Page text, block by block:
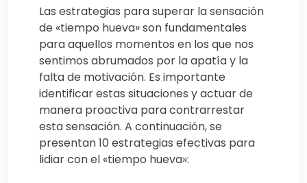
Las estrategias para superar la sensación
de «tiempo hueva» son fundamentales
para aquellos momentos en los que nos
sentimos abrumados por la apatía y la
falta de motivación. Es importante
identificar estas situaciones y actuar de
manera proactiva para contrarrestar
esta sensación. A continuación, se
presentan 10 estrategias efectivas para
lidiar con el «tiempo hueva»: